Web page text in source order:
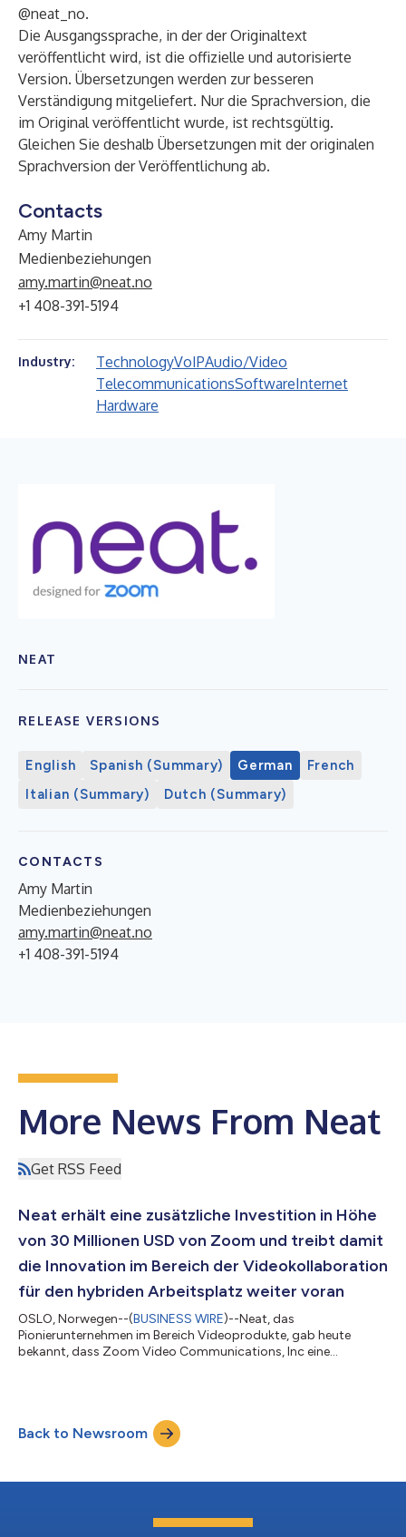
@neat_no.
Die Ausgangssprache, in der der Originaltext
veröffentlicht wird, ist die offizielle und autorisierte
Version. Übersetzungen werden zur besseren
Verständigung mitgeliefert. Nur die Sprachversion, die
im Original veröffentlicht wurde, ist rechtsgültig.
Gleichen Sie deshalb Übersetzungen mit der originalen
Sprachversion der Veröffentlichung ab.
Contacts
Amy Martin
Medienbeziehungen
amy.martin@neat.no
+1 408-391-5194
Industry: TechnologyVoIPAudio/Video
TelecommunicationsSoftwareInternet
Hardware
NEAT
RELEASE VERSIONS
English Spanish (Summary) German
French
Italian (Summary)
Dutch (Summary)
CONTACTS
Amy Martin
Medienbeziehungen
amy.martin@neat.no
+1 408-391-5194
More News From Neat
Get RSS Feed
Neat erhält eine zusätzliche Investition in Höhe
von 30 Millionen USD von Zoom und treibt damit
die Innovation im Bereich der Videokollaboration
für den hybriden Arbeitsplatz weiter voran
OSLO, Norwegen--(BUSINESS WIRE)--Neat, das
Pionierunternehmen im Bereich Videoprodukte, gab heute
bekannt, dass Zoom Video Communications, Inc eine
wider, die ein außergewöhnliches Videokommunikationserlebnis
gewährleisten. Mit dieser Investition erreicht Neat eine
Gesamtbewertung in Höhe von 640 Millionen USD. Dies ist...
Back to Newsroom